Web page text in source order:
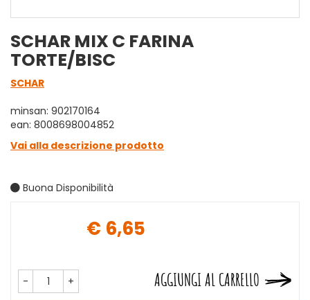
SCHAR MIX C FARINA
TORTE/BISC
SCHAR
minsan: 902170164
ean: 8008698004852
Vai alla descrizione prodotto
Buona Disponibilità
€ 6,65
- + AGGIUNGI AL CARRELLO